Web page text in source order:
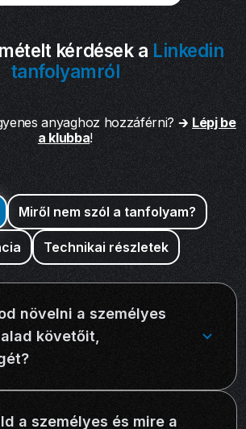
kérdések a Linkedin
tanfolyamról
anyaghoz hozzáférni? 🡲 Lépj be
a klubba!
Miről nem szól a tanfolyam?
Technikai részletek
növelni a személyes
követőit,
oldal növekedésének kulcsa
igényeire. Emellett fontos
a személyes és mire a